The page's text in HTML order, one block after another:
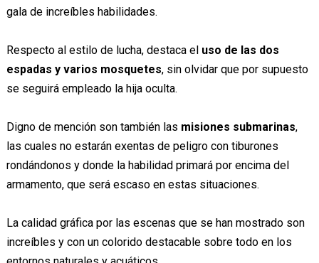
gala de increíbles habilidades.
Respecto al estilo de lucha, destaca eluso de las dos
espadas y varios mosquetes, sin olvidar que por supuesto
se seguirá empleado la hija oculta.
Digno de mención son también las misiones submarinas,
las cuales no estarán exentas de peligro con tiburones
rondándonos y donde la habilidad primará por encima del
armamento, que será escaso en estas situaciones.
La calidad gráfica por las escenas que se han mostrado son
increíbles y con un colorido destacable sobre todo en los